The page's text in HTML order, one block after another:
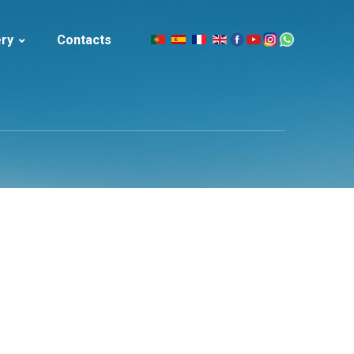
Contacts |